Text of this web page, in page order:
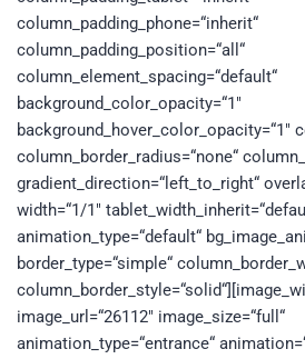
column_padding_phone=“inherit“
column_padding_position=“all“
column_element_spacing=“default“
background_color_opacity=“1″
background_hover_color_opacity=“1″
column_border_radius=“none“
gradient_direction=“left_to_right“
width=“1/1″
animation_type=“default“
border_type=“simple“
image_url=“26112″ image_size=“full“
animation_type=“entrance“